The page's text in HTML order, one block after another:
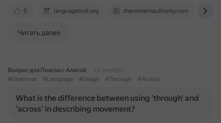
0 languagetool.org thecontentauthority.com
Читать далее
Вопрос для Поиска с Алисой
12 октября
#Grammar
#Language #Usage #Through #Across
What is the difference between using 'through' and
'across' in describing movement?